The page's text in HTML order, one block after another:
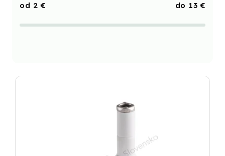
Abecedne
2 € 13 €